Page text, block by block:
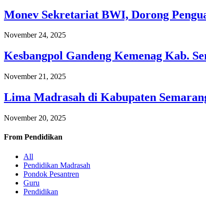
Monev Sekretariat BWI, Dorong
November 24, 2025
Kesbangpol Gandeng Kemenag Kab.
November 21, 2025
Lima Madrasah di Kabupaten
November 20, 2025
From Pendidikan
All
Pendidikan Madrasah
Pondok Pesantren
Guru
Pendidikan